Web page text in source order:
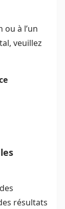
ou à l’un
veuillez
résultats